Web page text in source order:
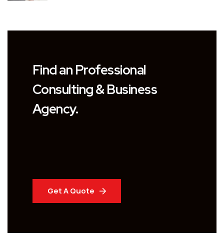
Find an Professional
Consulting & Business
Agency.
Get A Quote